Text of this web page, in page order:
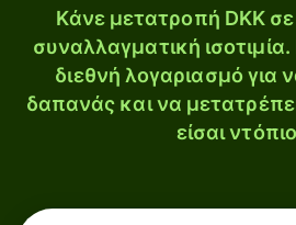
Κάνε μετατροπή DKK
συναλλαγματική
διεθνή λογαριασμό για
δαπανάς και να
είσαι